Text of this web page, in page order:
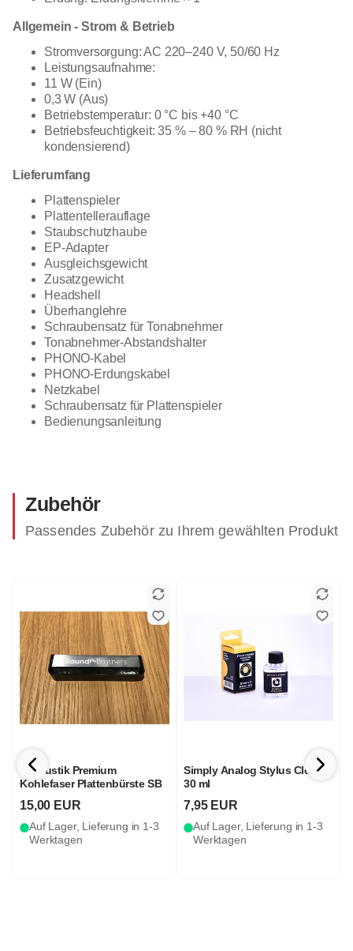
Allgemein - Strom & Betrieb
Stromversorgung: AC 220–240 V, 50/60 Hz
Leistungsaufnahme:
11 W (Ein)
0,3 W (Aus)
Betriebstemperatur: 0 °C bis +40 °C
Betriebsfeuchtigkeit: 35 % – 80 % RH (nicht
kondensierend)
Lieferumfang
Plattenspieler
Plattentellerauflage
Staubschutzhaube
EP-Adapter
Ausgleichsgewicht
Zusatzgewicht
Headshell
Überhanglehre
Schraubensatz für Tonabnehmer
Tonabnehmer-Abstandshalter
PHONO-Kabel
PHONO-Erdungskabel
Netzkabel
Schraubensatz für Plattenspieler
Bedienungsanleitung
Zubehör
Passendes Zubehör zu Ihrem gewählten Produkt
in-akustik Premium
Kohlefaser Plattenbürste SB
15,00 EUR
Auf Lager, Lieferung in 1-3
Werktagen
Simply Analog Stylus Cleaner
30 ml
7,95 EUR
Auf Lager, Lieferung in 1-3
Werktagen